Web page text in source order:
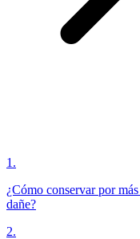
1 .
¿Cómo conservar por
dañe?
2.